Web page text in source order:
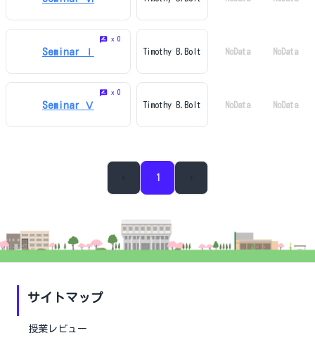
x 0
Seminar Ⅰ Timothy B.Bolt NoData NoData
x 0
Seminar Ⅴ Timothy B.Bolt NoData NoData
1
サイトマップ
授業レビュー